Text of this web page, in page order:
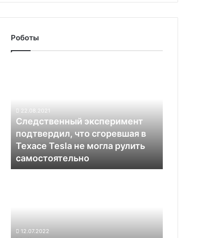
Роботы
Tesla
не
могла
рулить
22.08.2021
Следственный эксперимент
подтвердил, что сгоревшая в
Техасе Tesla не могла рулить
самостоятельно
поездки
12.07.2022